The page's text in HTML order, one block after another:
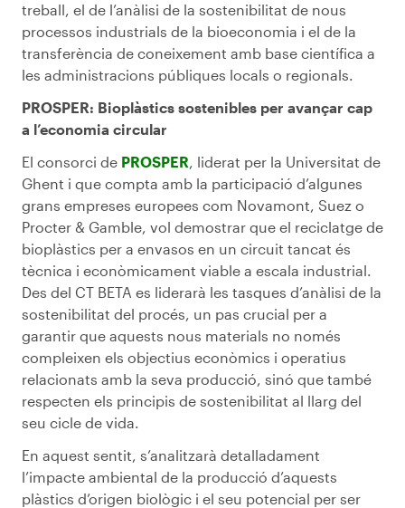
treball, el de l’anàlisi de la sostenibilitat de nous
processos industrials de la bioeconomia i el de la
transferència de coneixement amb base científica a
les administracions públiques locals o regionals.
PROSPER: Bioplàstics sostenibles per avançar cap
a l’economia circular
El consorci de PROSPER, liderat per la Universitat de
Ghent i que compta amb la participació d’algunes
grans empreses europees com Novamont, Suez o
Procter & Gamble, vol demostrar que el reciclatge de
bioplàstics per a envasos en un circuit tancat és
tècnica i econòmicament viable a escala industrial.
Des del CT BETA es liderarà les tasques d’anàlisi de la
sostenibilitat del procés, un pas crucial per a
garantir que aquests nous materials no només
compleixen els objectius econòmics i operatius
relacionats amb la seva producció, sinó que també
respecten els principis de sostenibilitat al llarg del
seu cicle de vida.
En aquest sentit, s’analitzarà detalladament
l’impacte ambiental de la producció d’aquests
plàstics d’origen biològic i el seu potencial per ser